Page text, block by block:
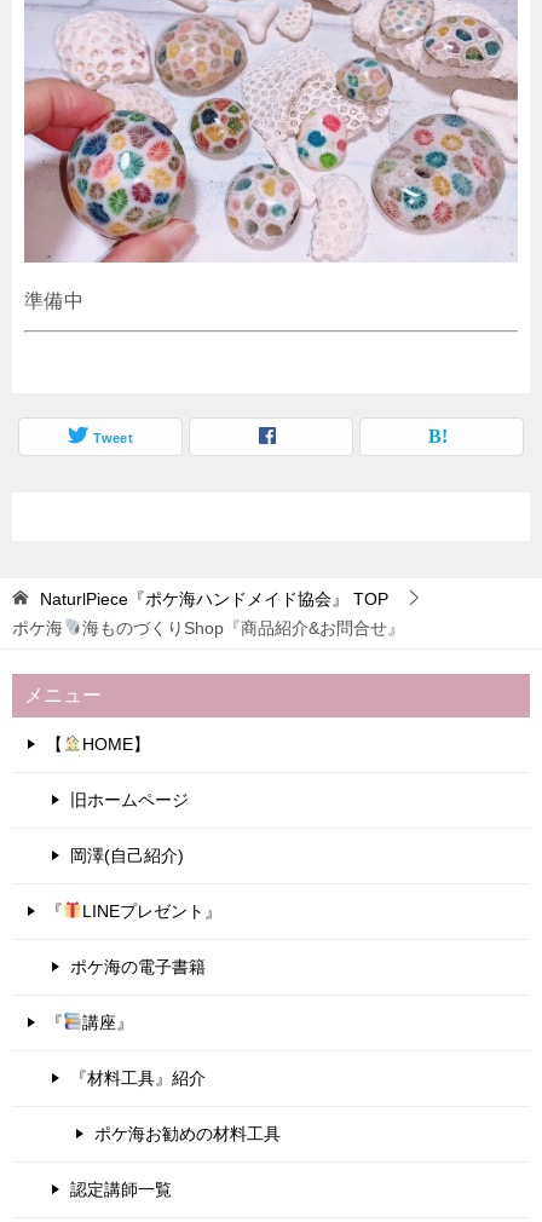
準備中
Tweet
NaturlPiece『ポケ海ハンドメイド協会』
TOP
ポケ海
海ものづくりShop『商品紹介&お問合せ』
メニュー
【 HOME】
旧ホームページ
岡澤(自己紹介)
『 LINEプレゼント』
ポケ海の電子書籍
『 講座』
『材料工具』紹介
ポケ海お勧めの材料工具
認定講師一覧